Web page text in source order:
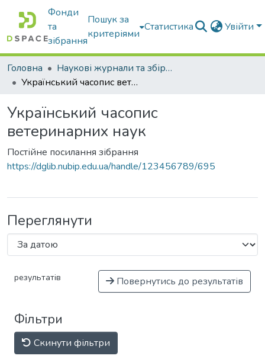
Фонди
та
зібрання
Пошук за
критеріями
Статистика Увійти
Головна
Наукові журнали та збірники видань
Український часопис ветеринарних наук
Український часопис
ветеринарних наук
Постійне посилання зібрання
https://dglib.nubip.edu.ua/handle/123456789/695
Переглянути
результатів Повернутись до результатів
Фільтри
Скинути фільтри